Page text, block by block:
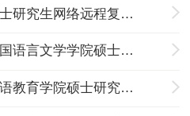
2020年西安外国语大学硕士研究生网络远程复试指南
2020年西安外国语大学中国语言文学学院硕士研究生复试工作实施细则​
2020年西安外国语大学英语教育学院硕士研究生复试工作实施细则